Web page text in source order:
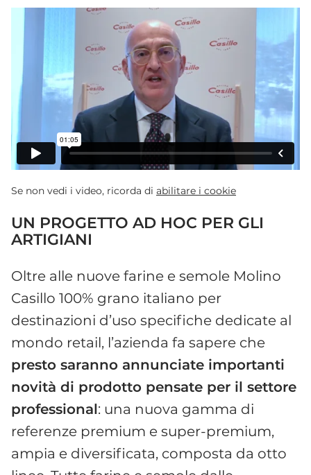
Se non vedi i video, ricorda di abilitare i cookie
UN PROGETTO AD HOC PER GLI
ARTIGIANI
Oltre alle nuove farine e semole Molino
Casillo 100% grano italiano per
destinazioni d’uso specifiche dedicate al
mondo retail, l’azienda fa sapere che
presto saranno annunciate importanti
novità di prodotto pensate per il settore
professional: una nuova gamma di
referenze premium e super-premium,
ampia e diversificata, composta da otto